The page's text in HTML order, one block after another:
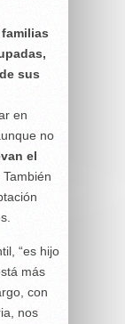
sus
en
no
el
También
“es hijo
más
con
nos